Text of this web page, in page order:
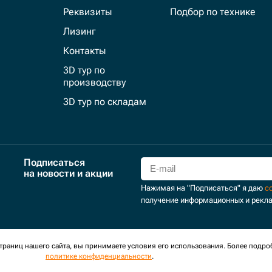
Реквизиты
Лизинг
Контакты
3D тур по
производству
3D тур по складам
Подбор по технике
Подписаться
на новости и акции
Нажимая на "Подписаться" я даю
получение информационных и
сбора обезличенных персональных данных. Оставаясь на
нашего сайта, вы принимаете условия его использования. Более
политике конфиденциальности.